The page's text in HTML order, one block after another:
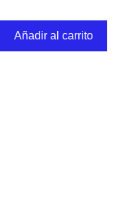
Añadir al carrito